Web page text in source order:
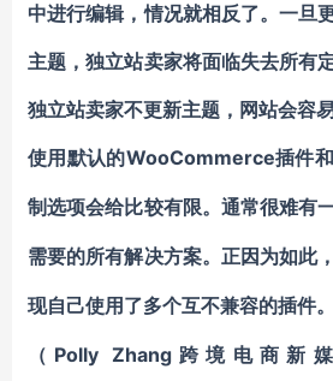
中进行编辑，情况就相反了。一旦
主题，独立站卖家将面临失去所有
独立站卖家不更新主题，网站会容易
使用默认的WooCommerce插件
制选项会给比较有限。通常很难有
需要的所有解决方案。正因为如此
现自己使用了多个互不兼容的插件。
（ Polly Zhang跨境电商新